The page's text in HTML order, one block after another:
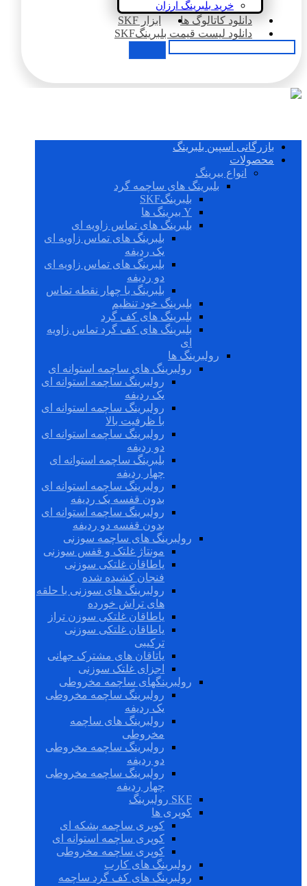
خرید بلبرینگ ارزان
دانلود کاتالوگ ها
ابزار SKF
دانلود لیست قیمت بلبرینگSKF
بازرگانی اسپین بلبرینگ
محصولات
انواع بیرینگ
بلبرینگ های ساچمه گرد
بلبرینگSKF
Y بیرینگ ها
بلبرینگ های تماس زاویه ای
بلبرینگ های تماس زاویه ای
یک ردیفه
بلبرینگ های تماس زاویه ای
دو ردیفه
بلبرینگ با چهار نقطه تماس
بلبرینگ خود تنظیم
بلبرینگ های کف گرد
بلبرینگ های کف گرد تماس زاویه
ای
رولبرینگ ها
رولبرینگ های ساچمه استوانه ای
رولبرینگ ساچمه استوانه ای
یک ردیفه
رولبرینگ ساچمه استوانه ای
با ظرفیت بالا
رولبرینگ ساچمه استوانه ای
دو ردیفه
بلبرینگ ساچمه استوانه ای
چهار ردیفه
رولبرینگ ساچمه استوانه ای
بدون قفسه یک ردیفه
رولبرینگ ساچمه استوانه ای
بدون قفسه دو ردیفه
رولبرینگ های ساچمه سوزنی
مونتاژ غلتک و قفس سوزنی
یاطاقان غلتکی سوزنی
فنجان کشیده شده
رولبرینگ های سوزنی با حلقه
های تراش خورده
یاطاقان غلتکی سوزن تراز
یاطاقان غلتکی سوزنی
ترکیبی
یاتاقان های مشترک جهانی
اجزای غلتک سوزنی
رولبرینگهای ساچمه مخروطی
رولبرینگ ساچمه مخروطی
یک ردیفه
رولبرینگ های ساچمه
مخروطی
رولبرینگ ساچمه مخروطی
دو ردیفه
رولبرینگ ساچمه مخروطی
چهار ردیفه
SKF رولبرینگ
کوپری ها
کوپری ساچمه بشکه ای
کوپری ساچمه استوانه ای
کوپری ساچمه مخروطی
رولبرینگ های کارب
رولبرینگ های کف گرد ساچمه